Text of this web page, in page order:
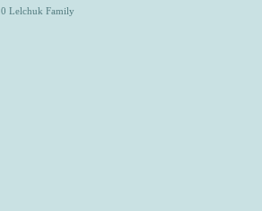
Lelchuk Family